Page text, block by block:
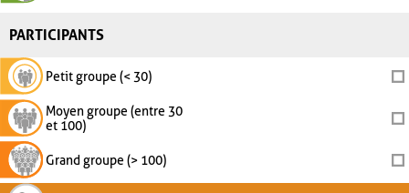
PARTICIPANTS
Petit groupe (< 30)
Moyen groupe (entre 30
et 100)
Grand groupe (> 100)